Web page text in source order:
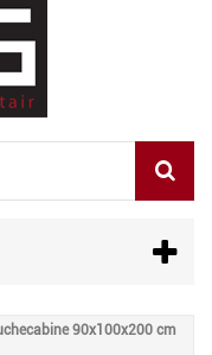
90x100x200 cm